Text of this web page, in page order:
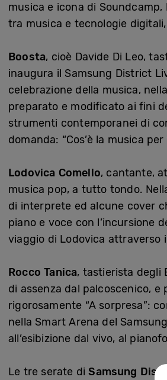
musica e icona di
tra musica e tecnologie
Boosta, cioè Davide Di Leo,
inaugura il Samsung District
celebrazione della musica,
preparato e modificato ai fini
strumenti contemporanei di
domanda: “Cos’è la musica per
Lodovica Comello, cantante,
musica pop, a tutto tondo.
di interprete ed alcune cover
piano e voce con l’incursione
viaggio di Lodovica attraverso
Rocco Tanica, tastierista degli
di assenza dal palcoscenico,
rigorosamente “A sorpresa”:
nella Smart Arena del
all’esibizione dal vivo, al
Le tre serate diSamsung